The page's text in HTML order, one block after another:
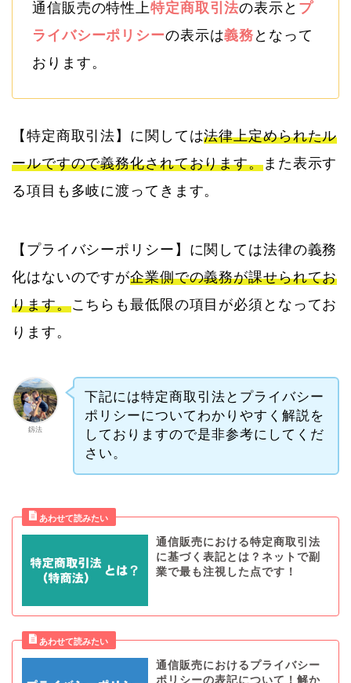
通信販売の特性上特定商取引法の表示と プ
ライバシーポリシーの表示は義務 となって
おります。
【特定商取引法】に関しては法律上定められたル
ールですので義務化されております。また表示す
る項目も多岐に渡ってきます。
【プライバシーポリシー】に関しては法律の義務
化はないのですが企業側での義務が課せられてお
ります。こちらも最低限の項目が必須となってお
ります。
釼法
下記には特定商取引法とプライバシー
ポリシーについてわかりやすく解説を
しておりますので是非参考にしてくだ
さい。
通信販売における特定商取引法
に基づく表記とは？ネットで副
業で最も注視した点です！
通信販売におけるプライバシー
ポリシーの表記について！解か